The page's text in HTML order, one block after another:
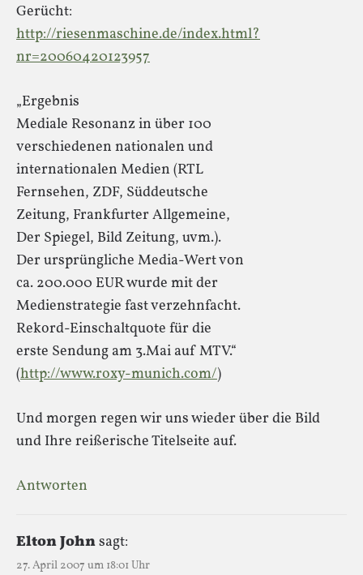
Gerücht:
http://riesenmaschine.de/index.html?
nr=20060420123957
„Ergebnis
Mediale Resonanz in über 100
verschiedenen nationalen und
internationalen Medien (RTL
Fernsehen, ZDF, Süddeutsche
Zeitung, Frankfurter Allgemeine,
Der Spiegel, Bild Zeitung, uvm.).
Der ursprüngliche Media-Wert von
ca. 200.000 EUR wurde mit der
Medienstrategie fast verzehnfacht.
Rekord-Einschaltquote für die
erste Sendung am 3.Mai auf MTV.“
(http://www.roxy-munich.com/)
Und morgen regen wir uns wieder über die Bild
und Ihre reißerische Titelseite auf.
Antworten
Elton Johnsagt:
27. April 2007 um 18:01 Uhr